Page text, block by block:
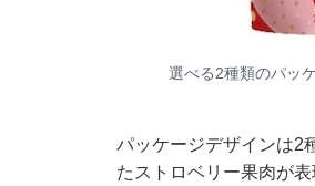
選べる2種類のパッ
パッケージデザインは2
たストロベリー果肉が